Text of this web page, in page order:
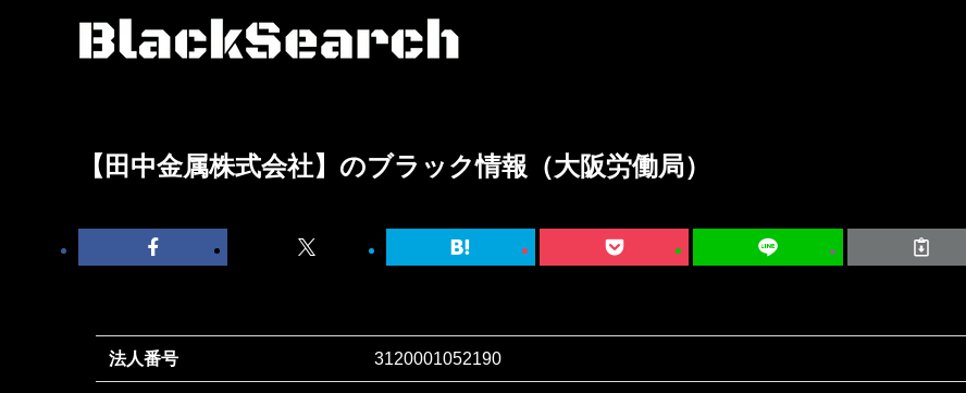
【田中金属株式会社】のブラック情報（大阪労働局）
法人番号 3120001052190